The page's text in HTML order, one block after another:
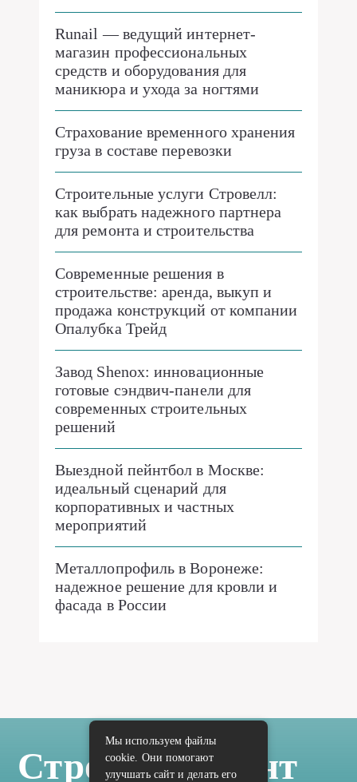
Runail — ведущий интернет-
магазин профессиональных
средств и оборудования для
маникюра и ухода за ногтями
Страхование временного хранения
груза в составе перевозки
Строительные услуги Стровелл:
как выбрать надежного партнера
для ремонта и строительства
Современные решения в
строительстве: аренда, выкуп и
продажа конструкций от компании
Опалубка Трейд
Завод Shenox: инновационные
готовые сэндвич-панели для
современных строительных
решений
Выездной пейнтбол в Москве:
идеальный сценарий для
корпоративных и частных
мероприятий
Металлопрофиль в Воронеже:
надежное решение для кровли и
фасада в России
Стройка Ремонт
Мы используем файлы
cookie. Они помогают
улучшать сайт и делать его